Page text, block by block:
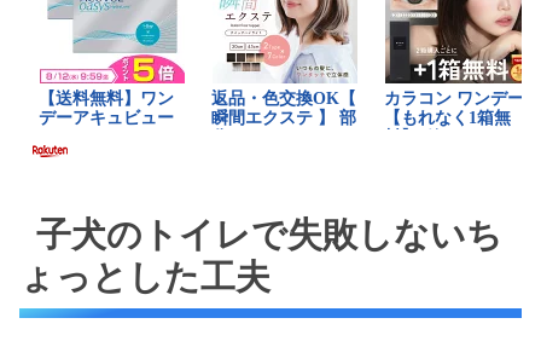
子犬のトイレで失敗しないち
ょっとした工夫